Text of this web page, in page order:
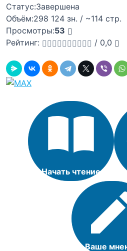
Статус:Завершена
Объём:298 124 зн. / ~114 стр.
Просмотры:53
Рейтинг:
/ 0,0
Начать чтение
Ваше